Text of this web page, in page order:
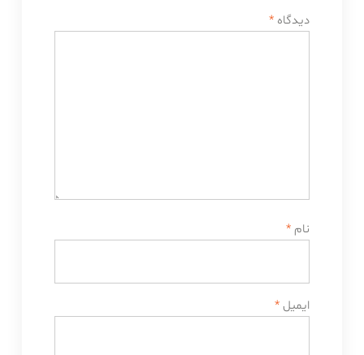
دیدگاه *
نام *
ایمیل *